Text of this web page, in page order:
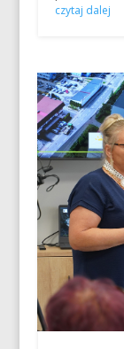
czytaj dalej